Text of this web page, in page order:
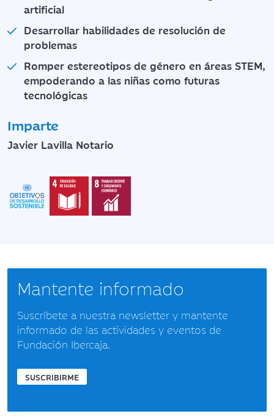
artificial
Desarrollar habilidades de resolución de
problemas
Romper estereotipos de género en áreas STEM,
empoderando a las niñas como futuras
tecnológicas
Imparte
Javier Lavilla Notario
Mantente informado
Suscríbete a nuestra newsletter y mantente
informado de las actividades y eventos de
Fundación Ibercaja.
SUSCRIBIRME